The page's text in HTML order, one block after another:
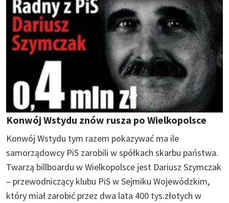
Konwój Wstydu znów rusza po Wielkopolsce
Konwój Wstydu tym razem pokazywać ma ile
samorządowcy PiS zarobili w spółkach skarbu państwa.
Twarzą billboardu w Wielkopolsce jest Dariusz Szymczak
– przewodniczący klubu PiS w Sejmiku Wojewódzkim,
który miał zarobić przez dwa lata 400 tys.złotych w